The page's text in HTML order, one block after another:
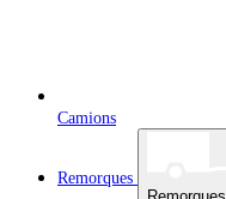
Camions
Remorques